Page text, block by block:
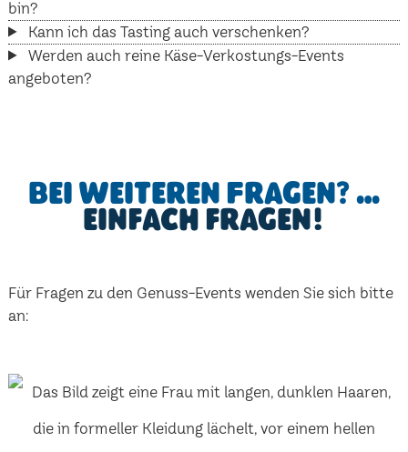
bin?
Kann ich das Tasting auch verschenken?
Werden auch reine Käse-Verkostungs-Events
angeboten?
Bei weiteren Fragen? …
einfach fragen!
Für Fragen zu den Genuss-Events wenden Sie sich bitte
an: